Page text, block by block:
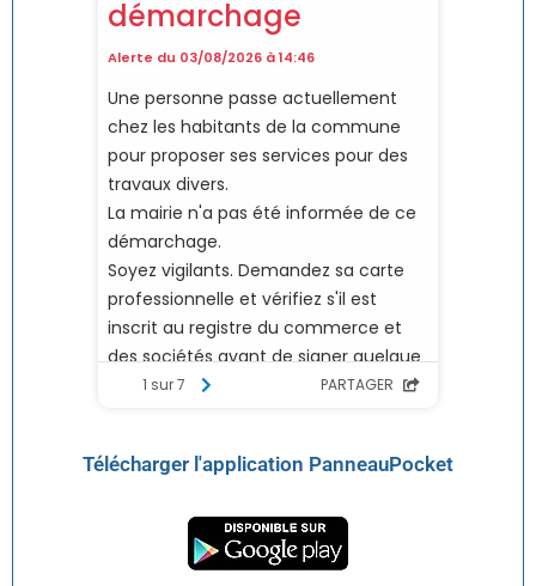
Télécharger l'application PanneauPocket